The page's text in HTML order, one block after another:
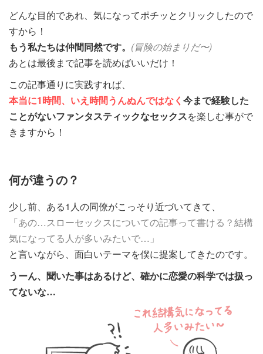
どんな目的であれ、気になってポチッとクリックしたので
すから！
もう私たちは仲間同然です。 (冒険の始まりだ〜)
あとは最後まで記事を読めばいいだけ！
この記事通りに実践すれば、
本当に1時間、いえ時間うんぬんではなく 今まで経験した
ことがないファンタスティックなセックスを楽しむ事がで
きますから！
何が違うの？
少し前、ある1人の同僚がこっそり近づいてきて、
「あの…スローセックスについての記事って書ける？結構
気になってる人が多いみたいで…」
と言いながら、面白いテーマを僕に提案してきたのです。
うーん、聞いた事はあるけど、確かに恋愛の科学では扱っ
てないな…